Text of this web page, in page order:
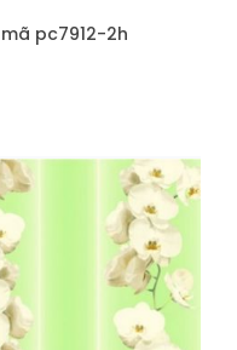
pc7912-2h